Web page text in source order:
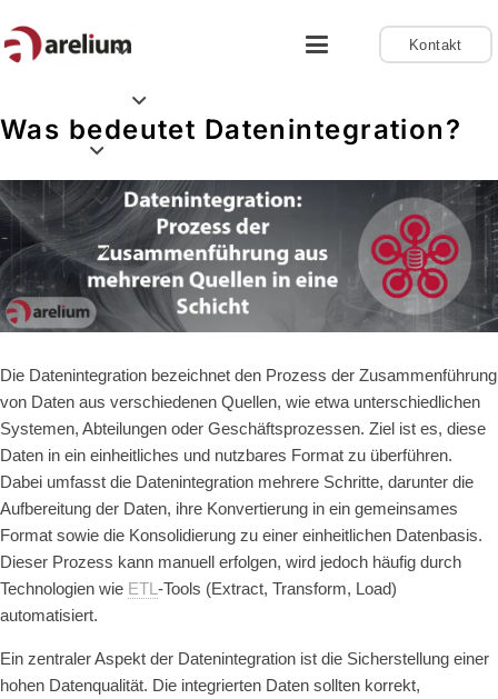
Kontakt
Was bedeutet Datenintegration?
Die Datenintegration bezeichnet den Prozess der Zusammenführung
von Daten aus verschiedenen Quellen, wie etwa unterschiedlichen
Systemen, Abteilungen oder Geschäftsprozessen. Ziel ist es, diese
Daten in ein einheitliches und nutzbares Format zu überführen.
Dabei umfasst die Datenintegration mehrere Schritte, darunter die
Aufbereitung der Daten, ihre Konvertierung in ein gemeinsames
Format sowie die Konsolidierung zu einer einheitlichen Datenbasis.
Dieser Prozess kann manuell erfolgen, wird jedoch häufig durch
Technologien wie ETL -Tools (Extract, Transform, Load)
automatisiert.
Ein zentraler Aspekt der Datenintegration ist die Sicherstellung einer
hohen Datenqualität. Die integrierten Daten sollten korrekt,